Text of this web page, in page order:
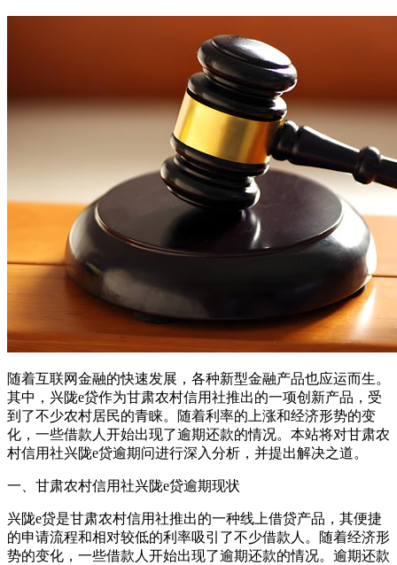
随着互联网金融的快速发展，各种新型金融产品也应运而生。
其中，兴陇e贷作为甘肃农村信用社推出的一项创新产品，受
到了不少农村居民的青睐。随着利率的上涨和经济形势的变
化，一些借款人开始出现了逾期还款的情况。本站将对甘肃农
村信用社兴陇e贷逾期问进行深入分析，并提出解决之道。
一、甘肃农村信用社兴陇e贷逾期现状
兴陇e贷是甘肃农村信用社推出的一种线上借贷产品，其便捷
的申请流程和相对较低的利率吸引了不少借款人。随着经济形
势的变化，一些借款人开始出现了逾期还款的情况。逾期还款